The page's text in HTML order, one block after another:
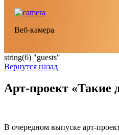
Веб-камера
string(6) "guests"
Вернутся назад
Арт-проект «Такие
В очередном выпуске арт-